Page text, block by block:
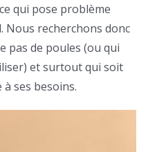
qui pose problème
Nous recherchons donc
pas de poules (ou qui
et surtout qui soit
ses besoins.